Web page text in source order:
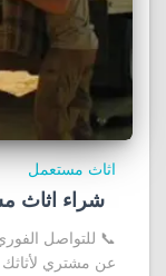
اثاث مستعمل
شراء اثاث
عن مشتري